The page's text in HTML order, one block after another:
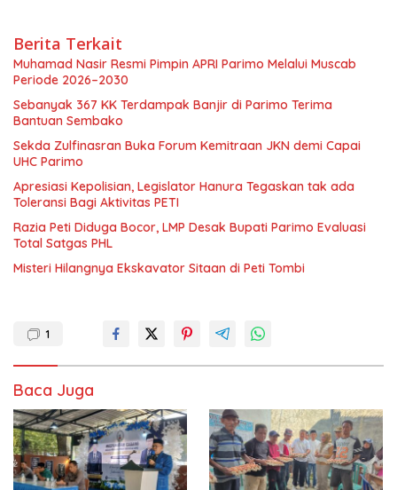
Berita Terkait
Muhamad Nasir Resmi Pimpin APRI Parimo Melalui Muscab
Periode 2026–2030
Sebanyak 367 KK Terdampak Banjir di Parimo Terima
Bantuan Sembako
Sekda Zulfinasran Buka Forum Kemitraan JKN demi Capai
UHC Parimo
Apresiasi Kepolisian, Legislator Hanura Tegaskan tak ada
Toleransi Bagi Aktivitas PETI
Razia Peti Diduga Bocor, LMP Desak Bupati Parimo Evaluasi
Total Satgas PHL
Misteri Hilangnya Ekskavator Sitaan di Peti Tombi
1
Baca Juga